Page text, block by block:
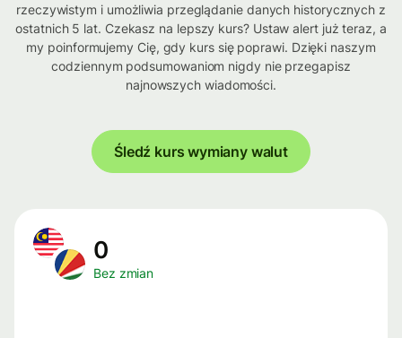
rzeczywistym i umożliwia przeglądanie danych historycznych z
ostatnich 5 lat. Czekasz na lepszy kurs? Ustaw alert już teraz, a
my poinformujemy Cię, gdy kurs się poprawi. Dzięki naszym
codziennym podsumowaniom nigdy nie przegapisz
najnowszych wiadomości.
Śledź kurs wymiany walut
0
Bez zmian